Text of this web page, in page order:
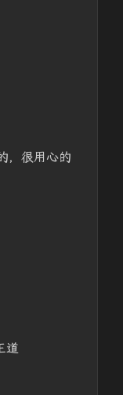
，很用心的
道